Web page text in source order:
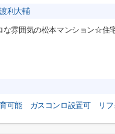
渡利大輔
な雰囲気の松本マンション☆住
可能 ガスコンロ設置可 リ